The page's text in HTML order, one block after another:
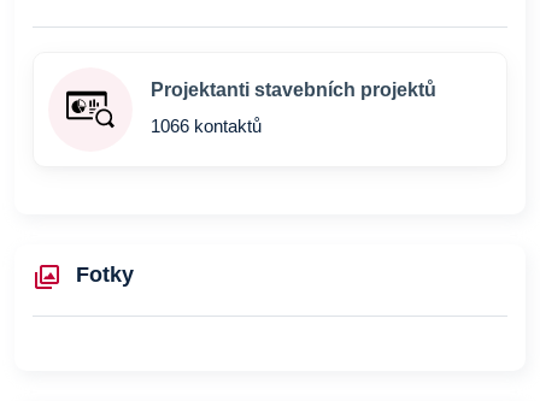
Projektanti stavebních projektů
1066 kontaktů
Fotky